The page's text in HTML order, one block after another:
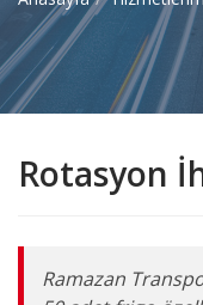
Rotasyon
Ramazan